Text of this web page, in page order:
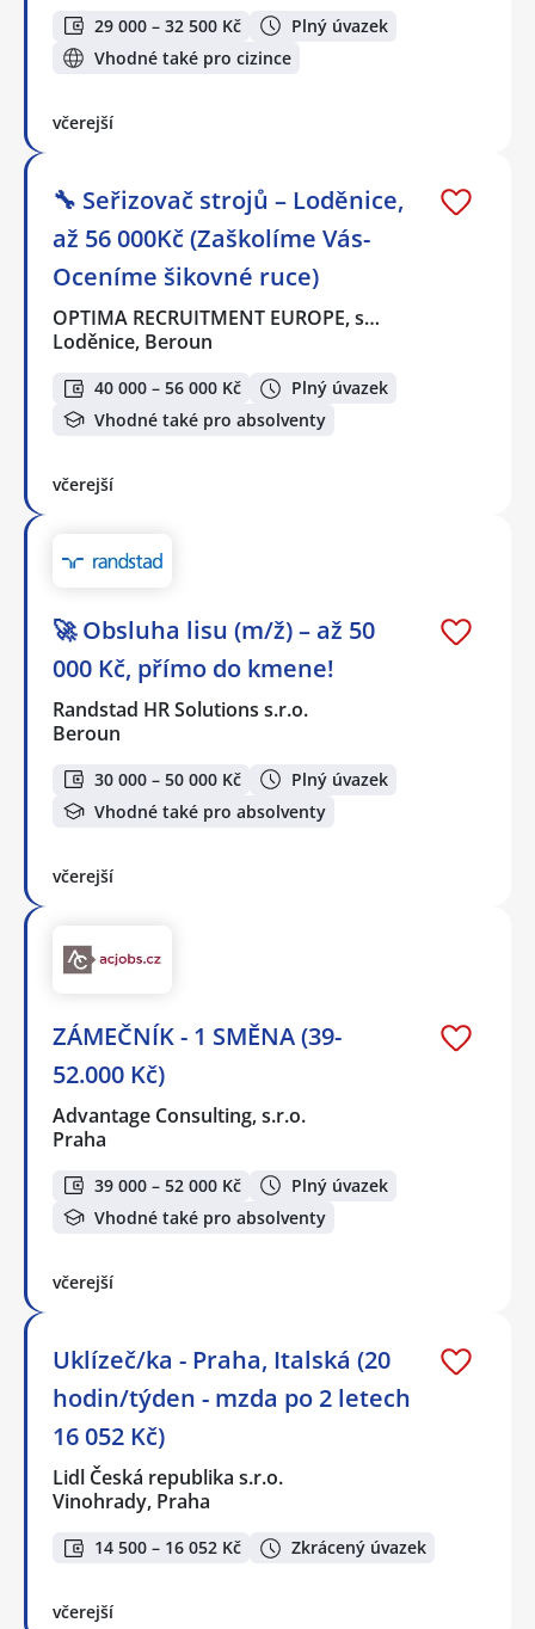
29 000 – 32 500 Kč
Plný úvazek
Vhodné také pro cizince
včerejší
🔧 Seřizovač strojů – Loděnice,
až 56 000Kč (Zaškolíme Vás-
Oceníme šikovné ruce)
OPTIMA RECRUITMENT EUROPE, s…
Loděnice, Beroun
40 000 – 56 000 Kč
Plný úvazek
Vhodné také pro absolventy
včerejší
🚀 Obsluha lisu (m/ž) – až 50
000 Kč, přímo do kmene!
Randstad HR Solutions s.r.o.
Beroun
30 000 – 50 000 Kč
Plný úvazek
Vhodné také pro absolventy
včerejší
ZÁMEČNÍK - 1 SMĚNA (39-
52.000 Kč)
Advantage Consulting, s.r.o.
Praha
39 000 – 52 000 Kč
Plný úvazek
Vhodné také pro absolventy
včerejší
Uklízeč/ka - Praha, Italská (20
hodin/týden - mzda po 2 letech
16 052 Kč)
Lidl Česká republika s.r.o.
Vinohrady, Praha
14 500 – 16 052 Kč Zkrácený úvazek
včerejší